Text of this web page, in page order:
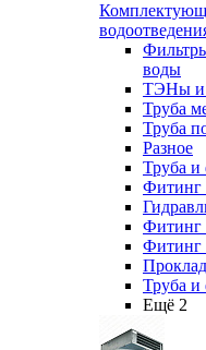
воды
ТЭНы и
Труба
Труба
Разное
Труба
Фитинг
Фитинг
Фитинг
Труба
Ещё 2